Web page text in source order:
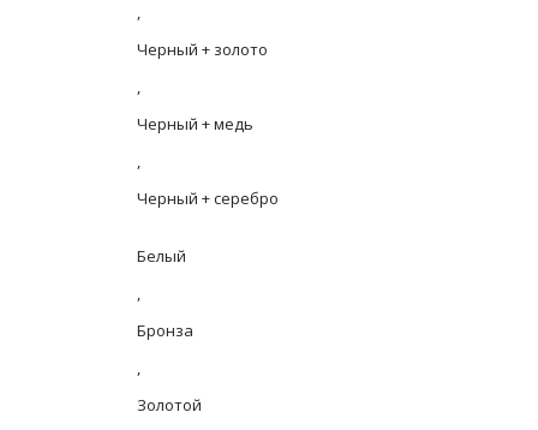
,
Черный + золото
,
Черный + медь
,
Черный + серебро
Белый
,
Бронза
,
Золотой